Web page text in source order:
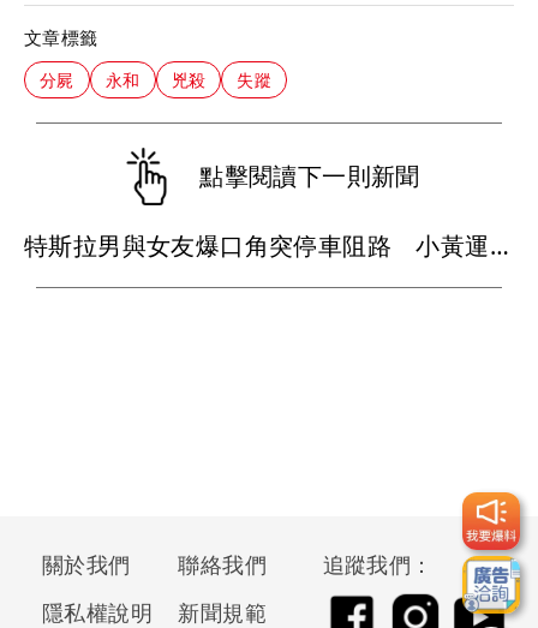
文章標籤
分屍 永和 兇殺 失蹤
點擊閱讀下一則新聞
特斯拉男與女友爆口角突停車阻路 小黃運將上前理論竟遭亮刀恐嚇
關於我們
聯絡我們
隱私權說明
新聞規範
追蹤我們：